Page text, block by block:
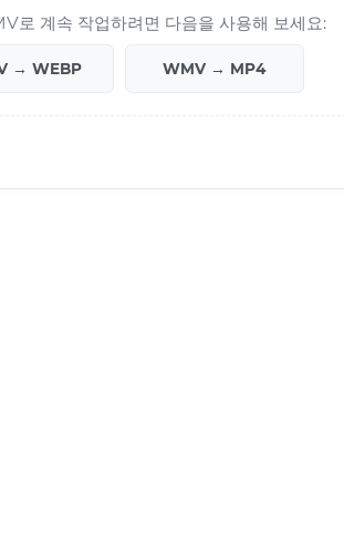
로 계속 작업하려면 다음을 사용해 보세요:
→ WEBP WMV → MP4